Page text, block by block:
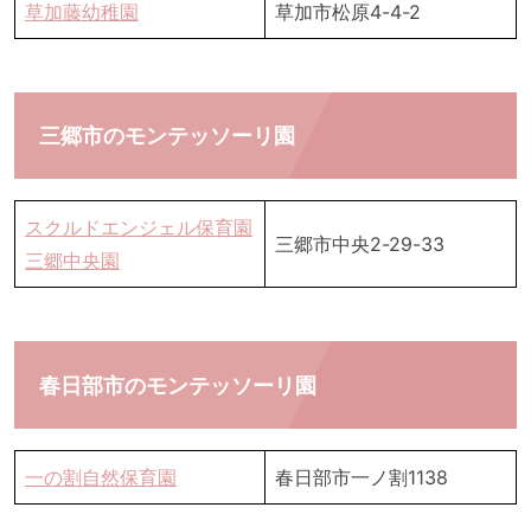
草加藤幼稚園 草加市松原4-4-2
三郷市のモンテッソーリ園
スクルドエンジェル保育園
三郷中央園
三郷市中央2-29-33
春日部市のモンテッソーリ園
一の割自然保育園 春日部市一ノ割1138